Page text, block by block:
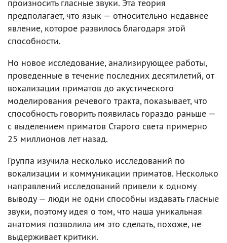
произносить гласные звуки. Эта теория
предполагает, что язык — относительно недавнее
явление, которое развилось благодаря этой
способности.
Но новое исследование, анализирующее работы,
проведенные в течение последних десятилетий, от
вокализации приматов до акустического
моделирования речевого тракта, показывает, что
способность говорить появилась гораздо раньше —
с выделением приматов Старого света примерно
25 миллионов лет назад.
Группа изучила несколько исследований по
вокализации и коммуникации приматов. Несколько
направлений исследований привели к одному
выводу — люди не одни способны издавать гласные
звуки, поэтому идея о том, что наша уникальная
анатомия позволила им это сделать, похоже, не
выдерживает критики.